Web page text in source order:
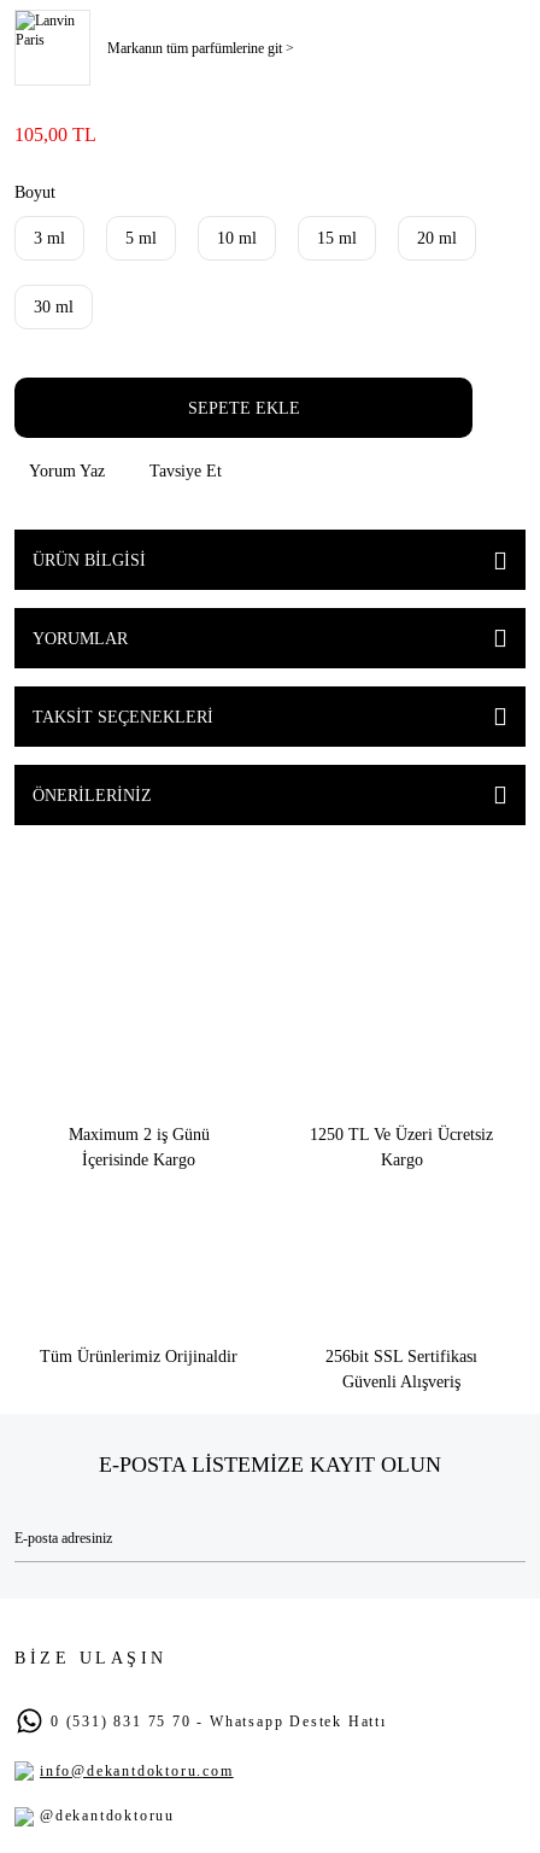
Markanın tüm parfümlerine git >
105,00 TL
Boyut
3 ml 5 ml 10 ml 15 ml 20 ml
30 ml
SEPETE EKLE
Yorum Yaz Tavsiye Et
ÜRÜN BILGISI
YORUMLAR
TAKSIT SEÇENEKLERI
ÖNERILERINIZ
Maximum 2 iş Günü
İçerisinde Kargo
1250 TL Ve Üzeri Ücretsiz
Kargo
Tüm Ürünlerimiz Orijinaldir
256bit SSL Sertifikası
Güvenli Alışveriş
E-POSTA LİSTEMİZE KAYIT OLUN
BİZE ULAŞIN
0 (531) 831 75 70 - Whatsapp Destek Hattı
info@dekantdoktoru.com
@dekantdoktoruu